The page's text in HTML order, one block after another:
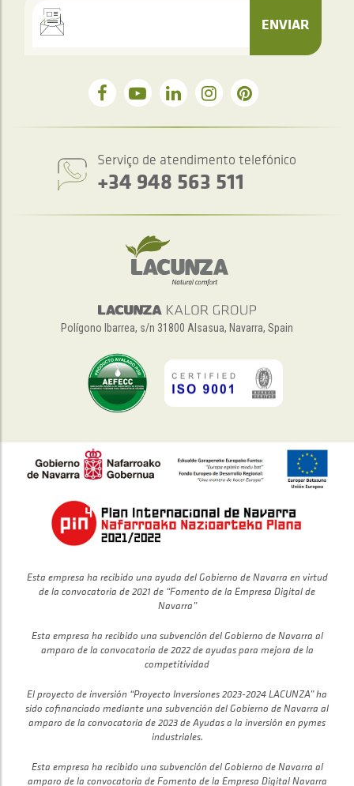
ENVIAR
Serviço de atendimento telefónico
+34 948 563 511
Polígono Ibarrea, s/n 31800 Alsasua, Navarra, Spain
Esta empresa ha recibido una ayuda del Gobierno de Navarra en virtud
de la convocatoria de 2021 de “Fomento de la Empresa Digital de
Navarra”
Esta empresa ha recibido una subvención del Gobierno de Navarra al
amparo de la convocatoria de 2022 de ayudas para mejora de la
competitividad
El proyecto de inversión “Proyecto Inversiones 2023-2024 LACUNZA” ha
sido cofinanciado mediante una subvención del Gobierno de Navarra al
amparo de la convocatoria de 2023 de Ayudas a la inversión en pymes
industriales.
Esta empresa ha recibido una subvención del Gobierno de Navarra al
amparo de la convocatoria de Fomento de la Empresa Digital Navarra